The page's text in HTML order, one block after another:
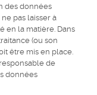
des données
pas laisser à
en la matière. Dans
(ou son
être mis en place.
de
données